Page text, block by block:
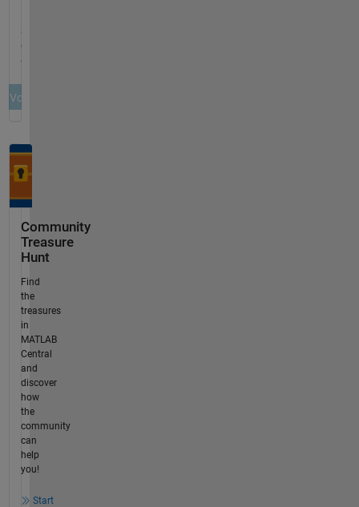
Community
Treasure
Hunt
Find
the
treasures
in
MATLAB
Central
and
discover
how
the
community
can
help
you!
Start